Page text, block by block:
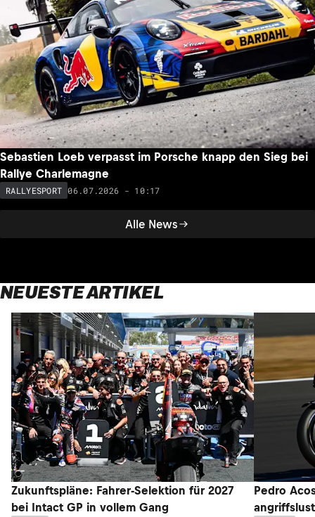
Alle News
Sebastien Loeb verpasst im Porsche knapp den Sieg bei
Rallye Charlemagne
RALLYESPORT 06.07.2026 - 10:17
NEUESTE ARTIKEL
Zukunftspläne: Fahrer-Selektion für 2027
bei Intact GP in vollem Gang
Pedro